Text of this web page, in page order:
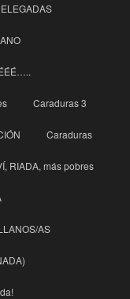
Caraduras 3
Caraduras
RIADA, más pobres
AS